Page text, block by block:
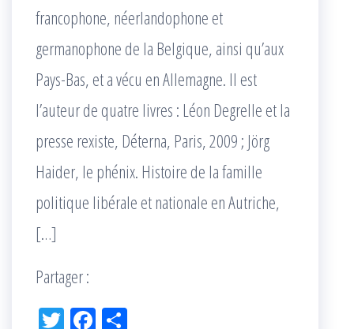
francophone, néerlandophone et
germanophone de la Belgique, ainsi qu’aux
Pays-Bas, et a vécu en Allemagne. Il est
l’auteur de quatre livres : Léon Degrelle et la
presse rexiste, Déterna, Paris, 2009 ; Jörg
Haider, le phénix. Histoire de la famille
politique libérale et nationale en Autriche,
[…]
Partager :
Tw Fac